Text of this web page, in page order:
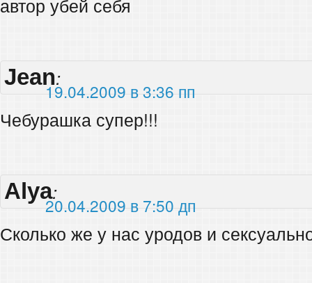
автор убей себя
Jean:
19.04.2009 в 3:36 пп
Чебурашка супер!!!
Alya:
20.04.2009 в 7:50 дп
Сколько же у нас уродов и